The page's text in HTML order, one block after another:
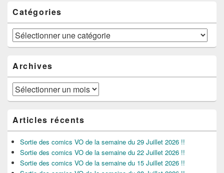
Catégories
Catégories
Archives
Archives
Articles récents
Sortie des comics VO de la semaine du 29 Juillet 2026 !!
Sortie des comics VO de la semaine du 22 Juillet 2026 !!
Sortie des comics VO de la semaine du 15 Juillet 2026 !!